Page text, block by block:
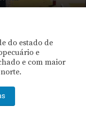
do estado de
e
e com maior